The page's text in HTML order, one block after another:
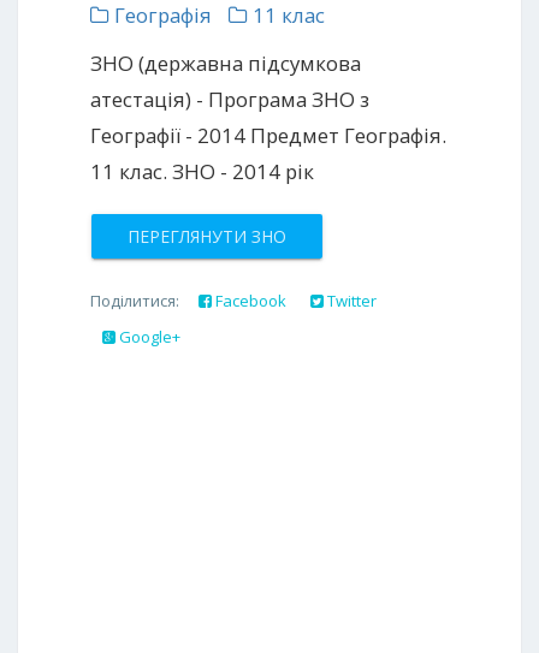
Географія
11 клас
ЗНО (державна підсумкова
атестація) - Програма ЗНО з
Географії - 2014 Предмет Географія.
11 клас. ЗНО - 2014 рік
ПЕРЕГЛЯНУТИ ЗНО
Поділитися: Facebook
Twitter
Google+